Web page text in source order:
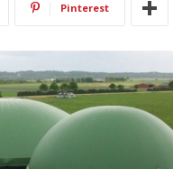
Pinterest